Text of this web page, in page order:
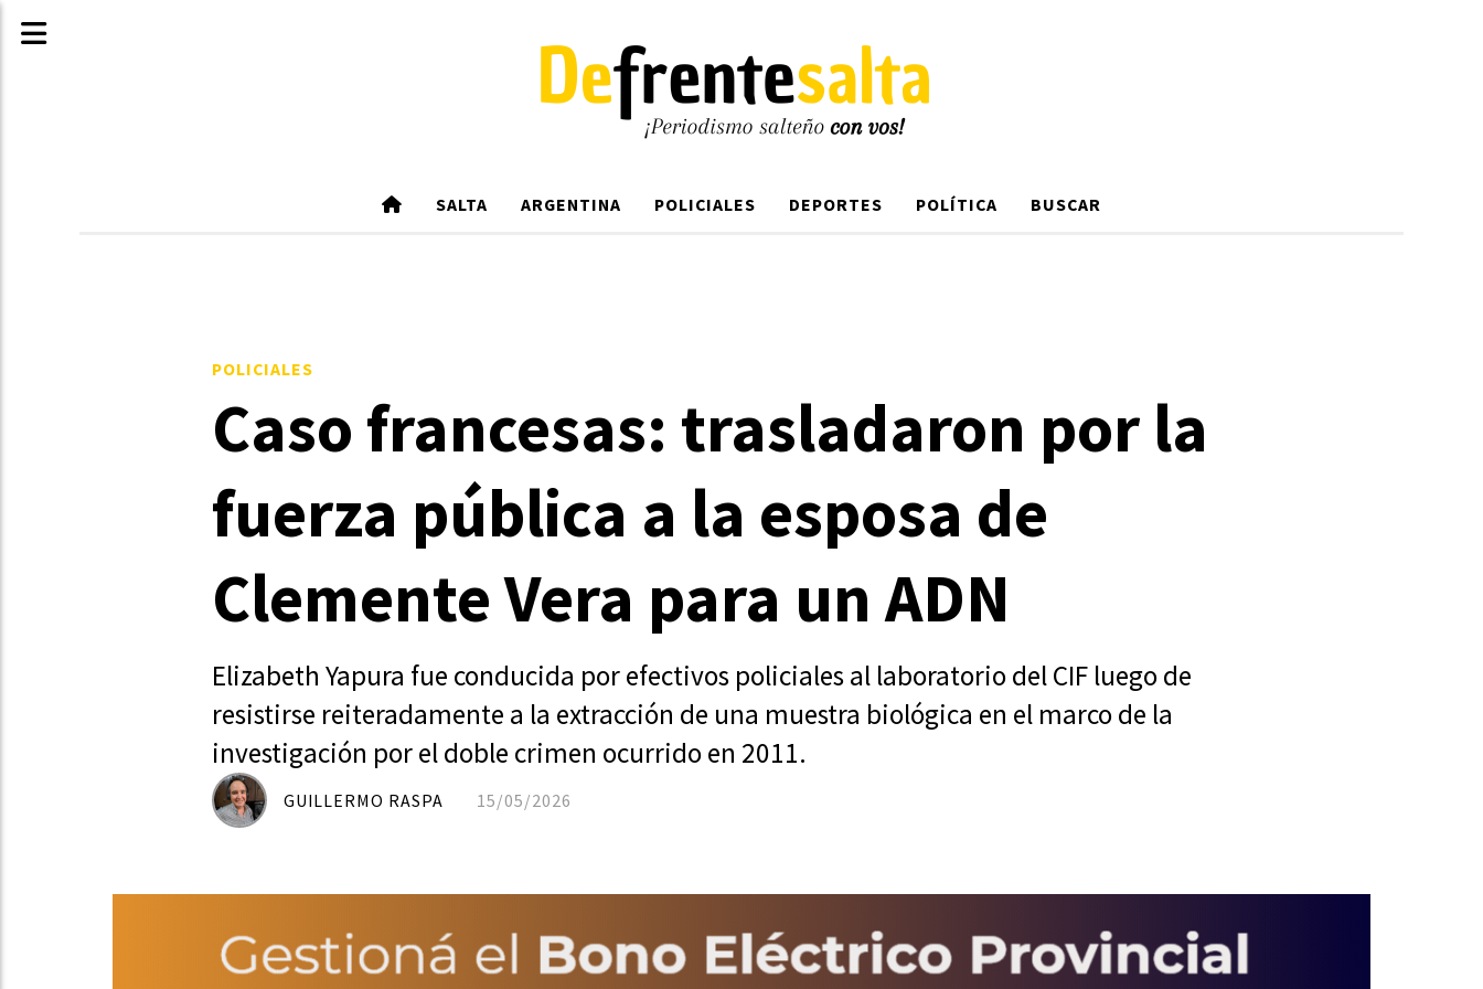
SALTA ARGENTINA POLICIALES DEPORTES POLÍTICA BUSCAR
Caso francesas: trasladaron por la
fuerza pública a la esposa de
Clemente Vera para un ADN
Elizabeth Yapura fue conducida por efectivos policiales al laboratorio del CIF luego de
resistirse reiteradamente a la extracción de una muestra biológica en el marco de la
investigación por el doble crimen ocurrido en 2011.
POLICIALES
15/05/2026
GUILLERMO RASPA